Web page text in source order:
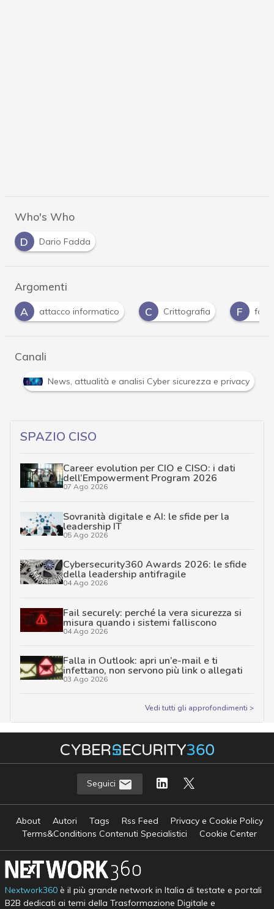
Who's Who
D
Dario Fadda
Argomenti
C
Crittografia F fornitori I Intel S
Canali
Attacchi hacker e Malware: le ultime news in tempo
SPAZIO CISO
Career evolution per CIO e CISO: i dati
dell’Empowerment Program 2026
07 Ago 2026
Sovranità digitale e AI: le sfide per la
leadership IT
05 Ago 2026
Cybersecurity360 Awards 2026: le sfide
della leadership antifragile
04 Ago 2026
Fail securely: perché la vera sicurezza si
misura quando i sistemi falliscono
04 Ago 2026
Falla in Outlook: apri un’e-mail e ti
infettano, non servono più link o allegati
03 Ago 2026
Vedi tutti gli approfondimenti >
Seguici
About Autori Tags Rss Feed
Privacy e Cookie Policy
Terms&Conditions Contenuti Specialistici
Cookie Center
Nextwork360è il più grande network in Italia di testate e portali
B2B dedicati ai temi della Trasformazione Digitale e